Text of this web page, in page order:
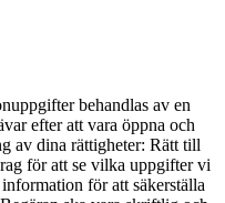
behandlas av en
efter att vara öppna och
av dina rättigheter: Rätt till
för att se vilka uppgifter vi
för att säkerställa